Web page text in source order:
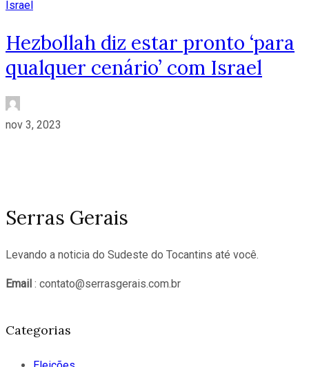
Hezbollah diz estar pronto ‘para
qualquer cenário’ com Israel
nov 3, 2023
Serras Gerais
Levando a noticia do Sudeste do Tocantins até você.
Email : contato@serrasgerais.com.br
Categorias